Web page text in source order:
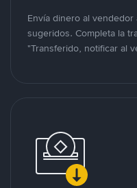
Envía dinero al
sugeridos. Completa la
"Transferido, notificar al